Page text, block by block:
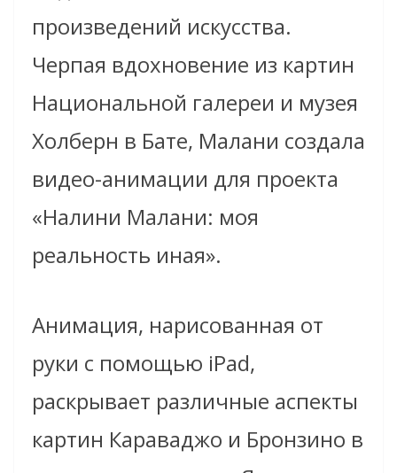
произведений искусства.
Черпая вдохновение из картин
Национальной галереи и музея
Холберн в Бате, Малани создала
видео-анимации для проекта
«Налини Малани: моя
реальность иная».
Анимация, нарисованная от
руки с помощью iPad,
раскрывает различные аспекты
картин Караваджо и Бронзино в